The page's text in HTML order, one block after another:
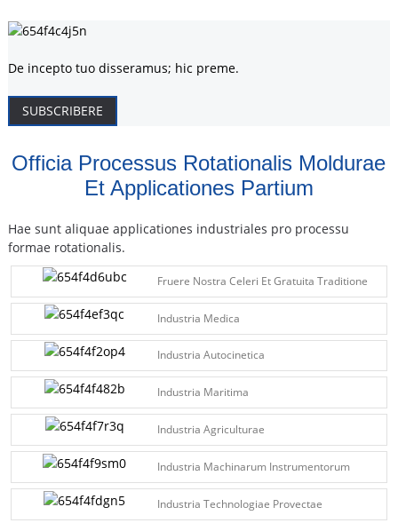
De incepto tuo disseramus; hic preme.
SUBSCRIBERE
Officia Processus Rotationalis Moldurae
Et Applicationes Partium
Hae sunt aliquae applicationes industriales pro processu
formae rotationalis.
Fruere Nostra Celeri Et Gratuita Traditione
Industria Medica
Industria Autocinetica
Industria Maritima
Industria Agriculturae
Industria Machinarum Instrumentorum
Industria Technologiae Provectae